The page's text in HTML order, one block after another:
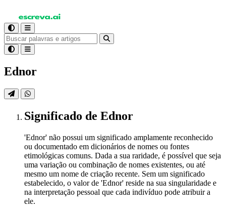
Ednor
Significado de Ednor
'Ednor' não possui um significado amplamente reconhecido
ou documentado em dicionários de nomes ou fontes
etimológicas comuns. Dada a sua raridade, é possível que seja
uma variação ou combinação de nomes existentes, ou até
mesmo um nome de criação recente. Sem um significado
estabelecido, o valor de 'Ednor' reside na sua singularidade e
na interpretação pessoal que cada indivíduo pode atribuir a
ele.